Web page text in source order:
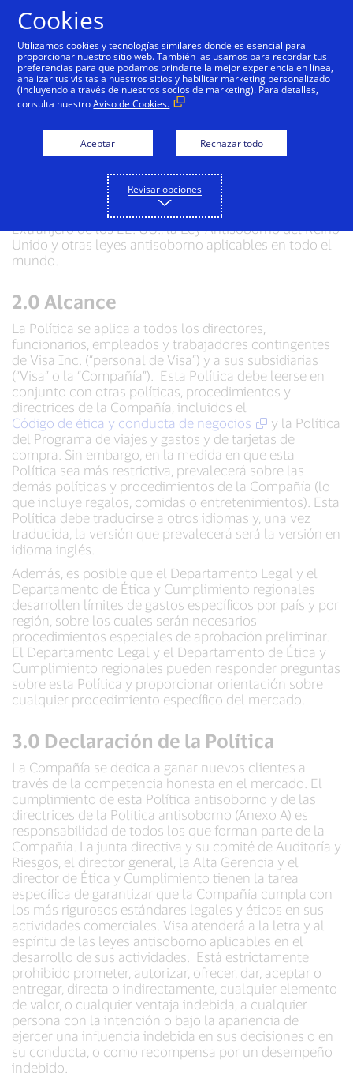
Política Antisoborno de
Visa Inc.
1.0 Propósito
Visa Inc. implementó esta Política Antisoborno (la
“Política”) para cumplir con los requisitos y las
restricciones de la Ley de Prácticas Corruptas en el
Extranjero de los EE. UU., la Ley Antisoborno del Reino
Unido y otras leyes antisoborno aplicables en todo el
mundo.
2.0 Alcance
La Política se aplica a todos los directores,
funcionarios, empleados y trabajadores contingentes
de Visa Inc. (“personal de Visa”) y a sus subsidiarias
(“Visa” o la “Compañía”). Esta Política debe leerse en
conjunto con otras políticas, procedimientos y
directrices de la Compañía, incluidos el
Código de ética y conducta de negocios
y la Política
del Programa de viajes y gastos y de tarjetas de
compra. Sin embargo, en la medida en que esta
Política sea más restrictiva, prevalecerá sobre las
demás políticas y procedimientos de la Compañía (lo
que incluye regalos, comidas o entretenimientos). Esta
Política debe traducirse a otros idiomas y, una vez
traducida, la versión que prevalecerá será la versión en
idioma inglés.
Además, es posible que el Departamento Legal y el
Departamento de Ética y Cumplimiento regionales
desarrollen límites de gastos específicos por país y por
región, sobre los cuales serán necesarios
procedimientos especiales de aprobación preliminar.
El Departamento Legal y el Departamento de Ética y
Cumplimiento regionales pueden responder preguntas
sobre esta Política y proporcionar orientación sobre
cualquier procedimiento específico del mercado.
3.0 Declaración de la Política
La Compañía se dedica a ganar nuevos clientes a
través de la competencia honesta en el mercado. El
cumplimiento de esta Política antisoborno y de las
directrices de la Política antisoborno (Anexo A) es
responsabilidad de todos los que forman parte de la
Compañía. La junta directiva y su comité de Auditoría y
Riesgos, el director general, la Alta Gerencia y el
director de Ética y Cumplimiento tienen la tarea
específica de garantizar que la Compañía cumpla con
los más rigurosos estándares legales y éticos en sus
actividades comerciales. Visa atenderá a la letra y al
espíritu de las leyes antisoborno aplicables en el
desarrollo de sus actividades. Está estrictamente
prohibido prometer, autorizar, ofrecer, dar, aceptar o
entregar, directa o indirectamente, cualquier elemento
de valor, o cualquier ventaja indebida, a cualquier
persona con la intención o bajo la apariencia de
ejercer una influencia indebida en sus decisiones o en
su conducta, o como recompensa por un desempeño
indebido.
Cookies
Utilizamos cookies y tecnologías similares donde es esencial para
proporcionar nuestro sitio web. También las usamos para recordar tus
preferencias para que podamos brindarte la mejor experiencia en línea,
analizar tus visitas a nuestros sitios y habilitar marketing personalizado
(incluyendo a través de nuestros socios de marketing). Para detalles,
consulta nuestroAviso de Cookies.
Aceptar Rechazar todo
Revisar opciones